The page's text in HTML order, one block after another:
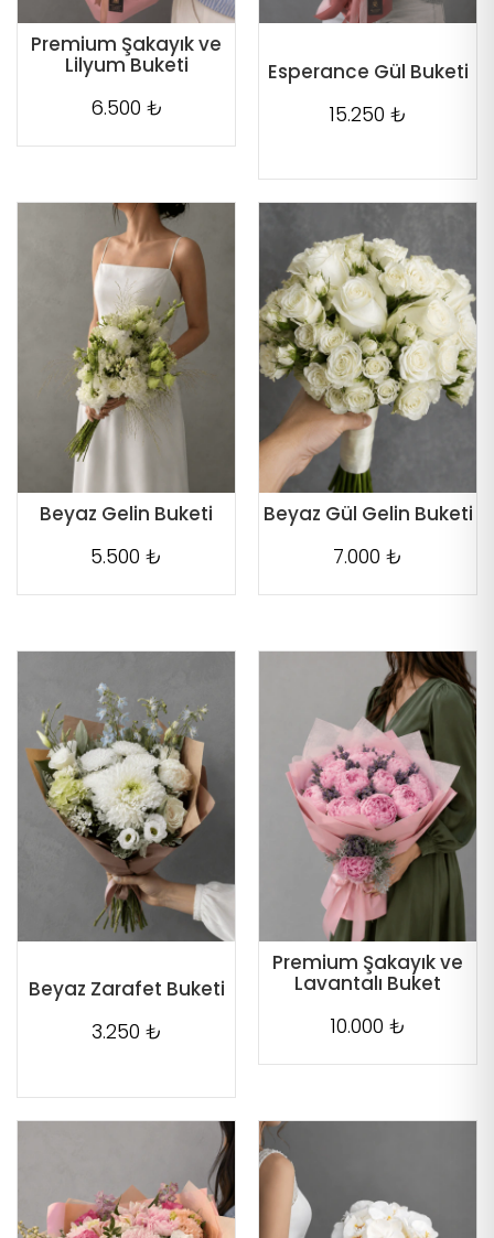
Premium Şakayık ve
Lilyum Buketi
6.500 ₺
Esperance Gül Buketi
15.250 ₺
Beyaz Gelin Buketi
5.500 ₺
Beyaz Gül Gelin Buketi
7.000 ₺
Beyaz Zarafet Buketi
3.250 ₺
Premium Şakayık ve
Lavantalı Buket
10.000 ₺